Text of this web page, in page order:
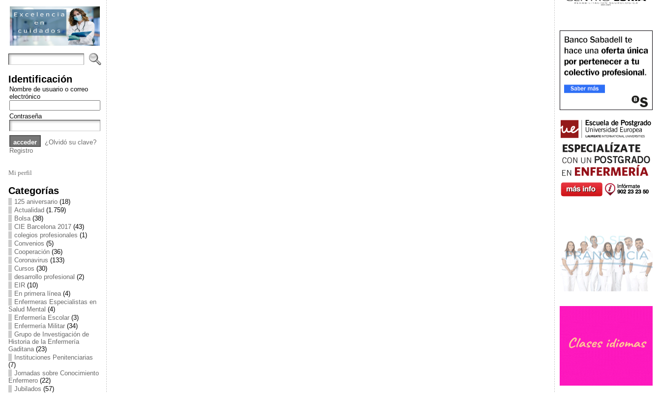
Identificación
Nombre de usuario o correo
electrónico
Contraseña
¿Olvidó su clave?
Registro
Mi perfil
Categorías
125 aniversario(18)
Actualidad (1.759)
Bolsa(38)
CIE Barcelona 2017(43)
colegios profesionales (1)
Convenios (5)
Cooperación(36)
Coronavirus (133)
Cursos (30)
desarrollo profesional (2)
EIR(10)
En primera línea(4)
Enfermeras Especialistas en
Salud Mental (4)
Enfermería Escolar(3)
Enfermería Militar(34)
Grupo de Investigación de
Historia de la Enfermería
Gaditana(23)
Instituciones Penitenciarias
(7)
Jornadas sobre Conocimiento
Enfermero(22)
Jubilados (57)